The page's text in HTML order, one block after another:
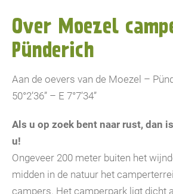
Over Moezel
Pünderich
Aan de oevers van de Moezel –
50°2’36” – E 7°7’34”
Als u op zoek bent naar rust, dan
u!
Ongeveer 200 meter buiten het
midden in de natuur het
campers. Het camperpark ligt dicht